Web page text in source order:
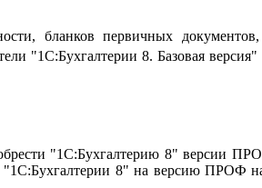
бланков первичных документов,
"1С:Бухгалтерии 8. Базовая
"1С:Бухгалтерию 8" версии
"1С:Бухгалтерии 8" на версию ПРОФ